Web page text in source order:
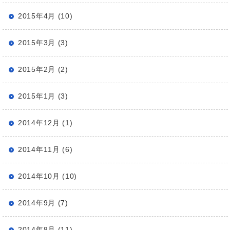
2015年4月 (10)
2015年3月 (3)
2015年2月 (2)
2015年1月 (3)
2014年12月 (1)
2014年11月 (6)
2014年10月 (10)
2014年9月 (7)